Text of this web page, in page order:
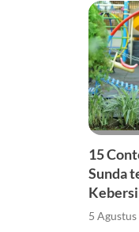
15
Sunda
Singkat
5